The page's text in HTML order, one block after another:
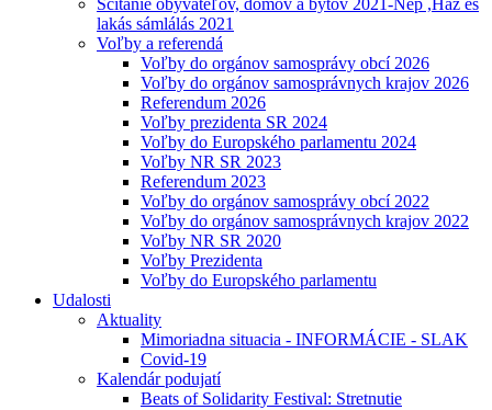
Sčítanie obyvateľov, domov a bytov 2021-Nép ,Ház és
lakás sámlálás 2021
Voľby a referendá
Voľby do orgánov samosprávy obcí 2026
Voľby do orgánov samosprávnych krajov 2026
Referendum 2026
Voľby prezidenta SR 2024
Voľby do Europského parlamentu 2024
Voľby NR SR 2023
Referendum 2023
Voľby do orgánov samosprávy obcí 2022
Voľby do orgánov samosprávnych krajov 2022
Voľby NR SR 2020
Voľby Prezidenta
Voľby do Europského parlamentu
Udalosti
Aktuality
Mimoriadna situacia - INFORMÁCIE - SLAK
Covid-19
Kalendár podujatí
Beats of Solidarity Festival: Stretnutie